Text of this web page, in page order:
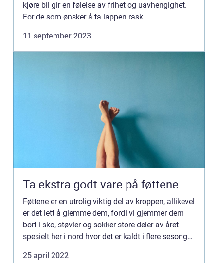
kjøre bil gir en følelse av frihet og uavhengighet.
For de som ønsker å ta lappen rask...
11 september 2023
Ta ekstra godt vare på føttene
Føttene er en utrolig viktig del av kroppen, allikevel
er det lett å glemme dem, fordi vi gjemmer dem
bort i sko, støvler og sokker store deler av året –
spesielt her i nord hvor det er kaldt i flere sesonger.
25 april 2022